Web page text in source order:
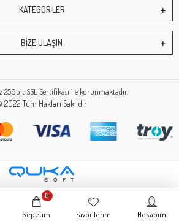
KATEGORİLER
BİZE ULAŞIN
SSL Sertifikası ile korunmaktadır.
2022Tüm Hakları Saklıdır
Sepetim
0
Favorilerim Hesabım